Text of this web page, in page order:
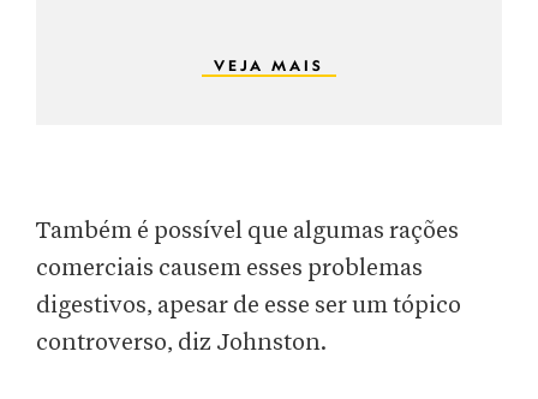
VEJA MAIS
Também é possível que algumas rações
comerciais causem esses problemas
digestivos, apesar de esse ser um tópico
controverso, diz Johnston.